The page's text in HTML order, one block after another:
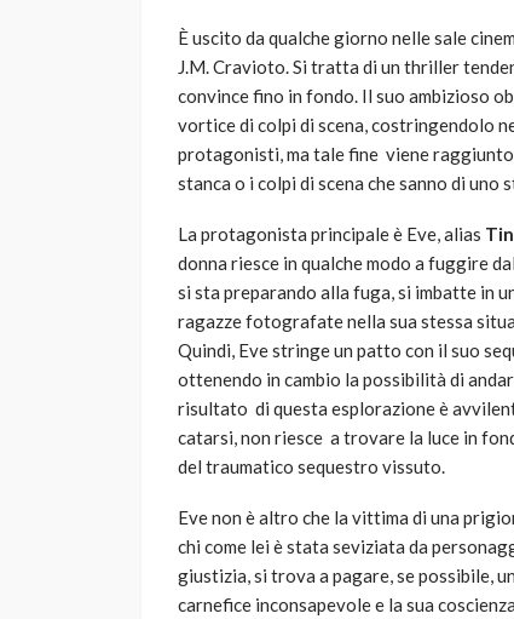
È uscito da qualche giorno nelle sale
J.M. Cravioto. Si tratta di un thriller
convince fino in fondo. Il suo ambizioso
vortice di colpi di scena, costringendolo
protagonisti, ma tale fine viene
stanca o i colpi di scena che sanno di uno
La protagonista principale è Eve, alias
donna riesce in qualche modo a fuggire
si sta preparando alla fuga, si imbatte in
ragazze fotografate nella sua stessa
Quindi, Eve stringe un patto con il suo
ottenendo in cambio la possibilità di
risultato di questa esplorazione è
catarsi, non riesce a trovare la luce in
del traumatico sequestro vissuto.
Eve non è altro che la vittima di una
chi come lei è stata seviziata da
giustizia, si trova a pagare, se possibile,
carnefice inconsapevole e la sua
Robot
scegliere per il
god 1 anno ago